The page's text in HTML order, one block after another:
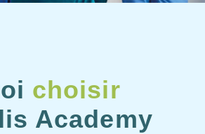
choisir
Academy